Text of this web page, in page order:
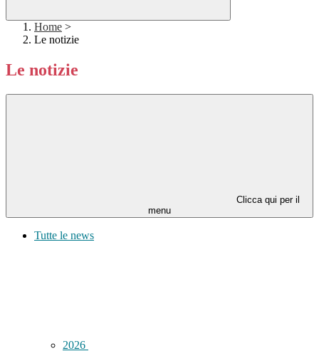
Home >
Le notizie
Le notizie
Clicca qui per il
menu
Tutte le news
2026